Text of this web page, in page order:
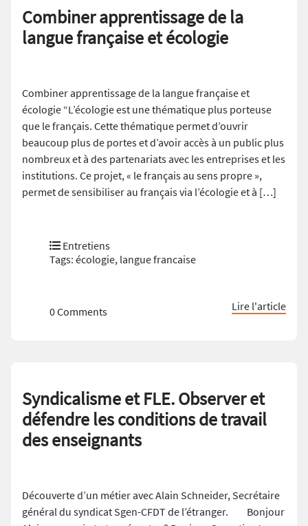
Combiner apprentissage de la
langue française et écologie
Combiner apprentissage de la langue française et
écologie “L’écologie est une thématique plus porteuse
que le français. Cette thématique permet d’ouvrir
beaucoup plus de portes et d’avoir accès à un public plus
nombreux et à des partenariats avec les entreprises et les
institutions. Ce projet, « le français au sens propre »,
permet de sensibiliser au français via l’écologie et à […]
Entretiens
Tags: écologie, langue francaise
0 Comments Lire l'article
Syndicalisme et FLE. Observer et
défendre les conditions de travail
des enseignants
Découverte d’un métier avec Alain Schneider, Secrétaire
général du syndicat Sgen-CFDT de l’étranger. Bonjour